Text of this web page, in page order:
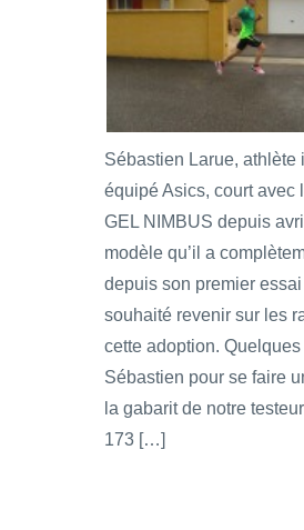
Sébastien Larue, athlète
équipé Asics, court avec
GEL NIMBUS depuis
modèle qu’il a
depuis son premier essai
souhaité revenir sur les
cette adoption. Quelques
Sébastien pour se faire
la gabarit de notre
173 […]